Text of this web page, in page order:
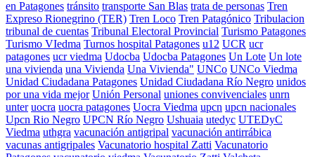
en Patagones tránsito transporte San Blas trata de personas Tren
Expreso Rionegrino (TER) Tren Loco Tren Patagónico Tribulacion
tribunal de cuentas Tribunal Electoral Provincial Turismo Patagones
Turismo VIedma Turnos hospital Patagones u12 UCR ucr
patagones ucr viedma Udocba Udocba Patagones Un Lote Un lote
una vivienda una Vivienda Una Vivienda" UNCo UNCo Viedma
Unidad Ciudadana Patagones Unidad Ciudadana Río Negro unidos
por una vida mejor Unión Personal uniones convivenciales unrn
unter uocra uocra patagones Uocra Viedma upcn upcn nacionales
Upcn Rio Negro UPCN Río Negro Ushuaia utedyc UTEDyC
Viedma uthgra vacunación antigripal vacunación antirrábica
vacunas antigripales Vacunatorio hospital Zatti Vacunatorio